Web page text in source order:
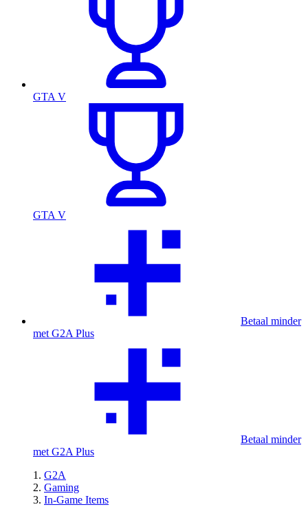
GTA V
GTA V
Betaal minder
met G2A Plus
Betaal minder
met G2A Plus
G2A
Gaming
In-Game Items